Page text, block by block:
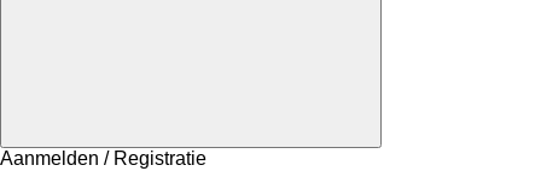
Aanmelden / Registratie